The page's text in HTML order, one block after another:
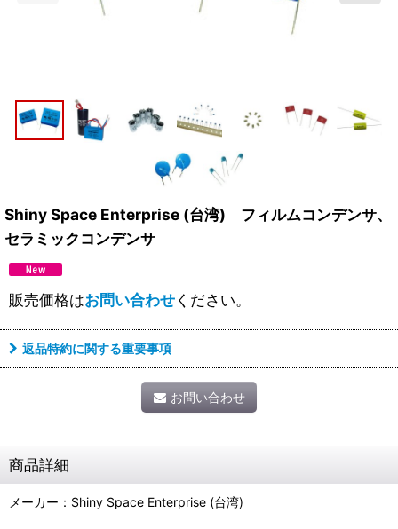
Shiny Space Enterprise (台湾) フィルムコンデンサ、
セラミックコンデンサ
販売価格はお問い合わせください。
返品特約に関する重要事項
お問い合わせ
商品詳細
メーカー：Shiny Space Enterprise (台湾)